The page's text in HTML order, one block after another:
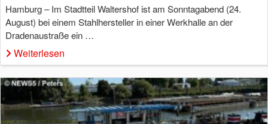
Hamburg – Im Stadtteil Waltershof ist am Sonntagabend (24.
August) bei einem Stahlhersteller in einer Werkhalle an der
Dradenaustraße ein …
Weiterlesen